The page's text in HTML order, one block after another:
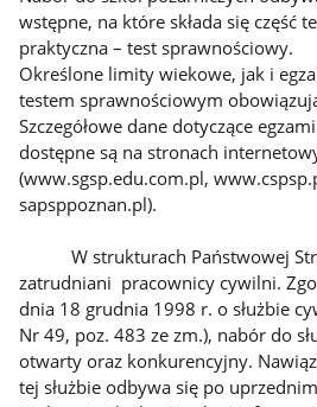
wstępne, na które składa się część
praktyczna – test sprawnościowy.
Określone limity wiekowe, jak i
testem sprawnościowym
Szczegółowe dane dotyczące
dostępne są na stronach
(www.sgsp.edu.com.pl,
sapsppoznan.pl).
W strukturach Państwowej
zatrudniani pracownicy cywilni.
dnia 18 grudnia 1998 r. o służbie
Nr 49, poz. 483 ze zm.), nabór do
otwarty oraz konkurencyjny.
tej służbie odbywa się po